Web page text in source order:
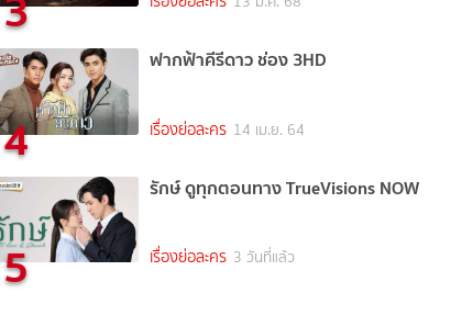
4
ฟากฟ้าคีรีดาว ช่อง 3HD
เรื่องย่อละคร 14 เม.ย. 64
5
รักษ์ ดูทุกตอนทาง TrueVisions NOW
เรื่องย่อละคร 3 วันที่แล้ว